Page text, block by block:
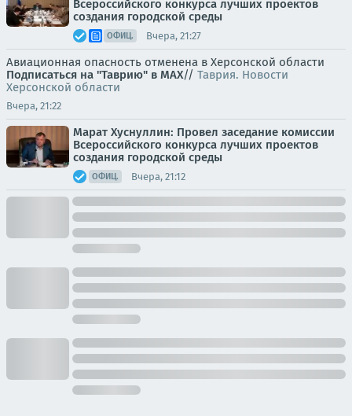
Всероссийского конкурса лучших проектов
создания городской среды
ОФИЦ. Вчера, 21:27
Авиационная опасность отменена в Херсонской области
Подписаться на "Таврию" в MAX// Таврия. Новости
Херсонской области
Вчера, 21:22
Марат Хуснуллин: Провел заседание комиссии
Всероссийского конкурса лучших проектов
создания городской среды
ОФИЦ. Вчера, 21:12